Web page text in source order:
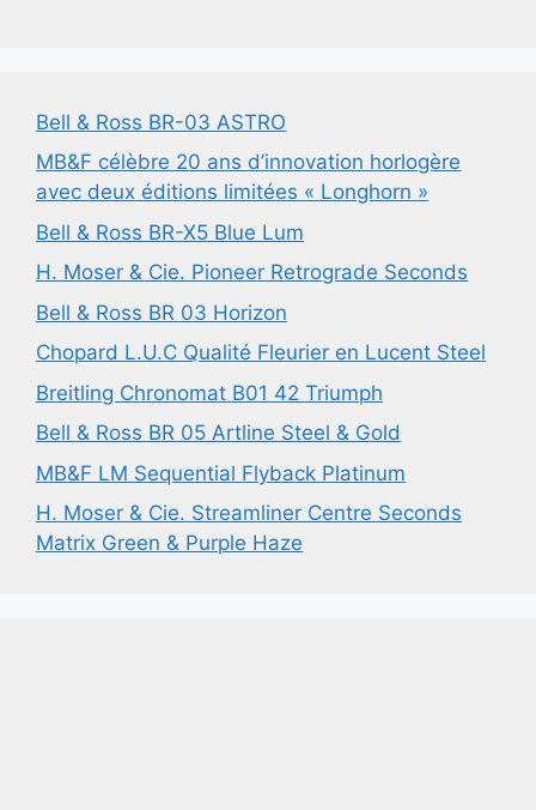
Bell & Ross BR-03 ASTRO
MB&F célèbre 20 ans d’innovation horlogère
avec deux éditions limitées « Longhorn »
Bell & Ross BR-X5 Blue Lum
H. Moser & Cie. Pioneer Retrograde Seconds
Bell & Ross BR 03 Horizon
Chopard L.U.C Qualité Fleurier en Lucent Steel
Breitling Chronomat B01 42 Triumph
Bell & Ross BR 05 Artline Steel & Gold
MB&F LM Sequential Flyback Platinum
H. Moser & Cie. Streamliner Centre Seconds
Matrix Green & Purple Haze